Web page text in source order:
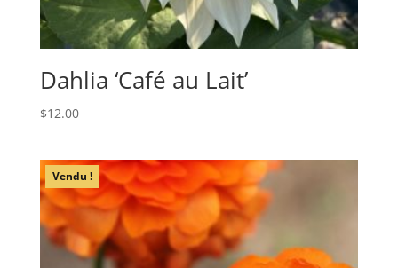
Dahlia ‘Café au Lait’
$12.00
Vendu !